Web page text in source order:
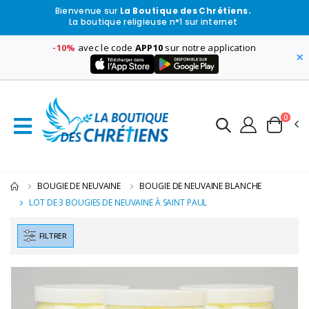
Bienvenue sur La Boutique des Chrétiens.
La boutique religieuse n°1 sur internet
-10% avec le code APP10 sur notre application
×
0
BOUGIE DE NEUVAINE
BOUGIE DE NEUVAINE BLANCHE
LOT DE 3 BOUGIES DE NEUVAINE À SAINT PAUL
FILTRER